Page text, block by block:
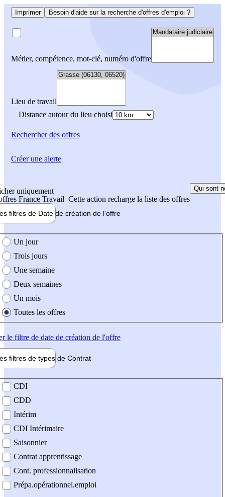
Imprimer Besoin d'aide sur la recherche d'offres d'emploi ?
Métier, compétence, mot-clé, numéro d'offre
Lieu de travail
Distance autour du lieu choisi
Rechercherdes offres
uniquement
France Travail Cette action recharge la liste des offres
Qui sont
filtres de Date de création de l'offre
création de l'offre
Un jour
Trois jours
Une semaine
Deux semaines
Un mois
Toutes les offres
le filtre de date de création de l'offre
filtres de types de Contrat
contrat
CDI
CDD
Intérim
CDI Intérimaire
Saisonnier
Contrat apprentissage
Cont. professionnalisation
Prépa.opérationnel.emploi
Créer une alerte